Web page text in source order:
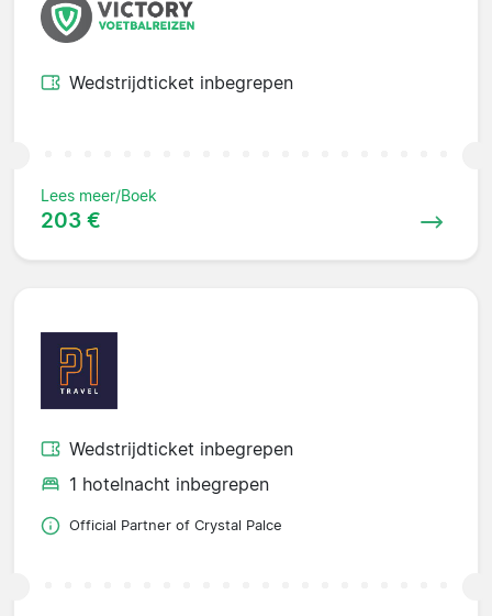
Wedstrijdticket inbegrepen
Lees meer/Boek
203 €
Wedstrijdticket inbegrepen
1 hotelnacht inbegrepen
Official Partner of Crystal Palce